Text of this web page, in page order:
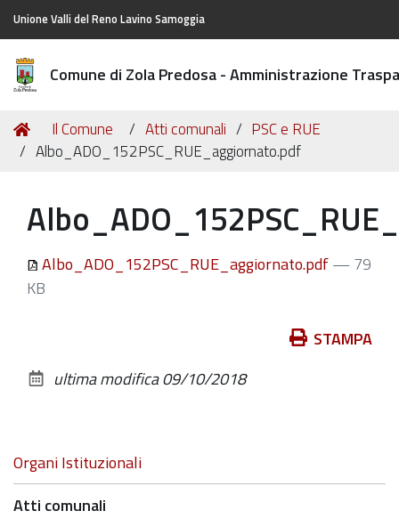
Unione Valli del Reno Lavino Samoggia
Comune di Zola Predosa - Amministrazione
Tu
sei
Home
Il Comune Atti comunali
PSC e RUE
Albo_ADO_152PSC_RUE_aggiornato.pdf
Albo_ADO_152PSC_RUE_aggiornato.pdf— 79
KB
documento
STAMPA
ultima modifica09/10/2018
Navigazione
Organi Istituzionali
Atti comunali